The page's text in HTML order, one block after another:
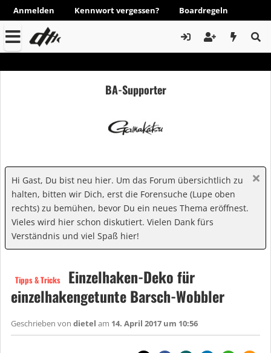
Anmelden Kennwort vergessen? Boardregeln
BA-Supporter
Hi Gast, Du bist neu hier. Um das Forum übersichtlich zu
halten, bitten wir Dich, erst die Forensuche (Lupe oben
rechts) zu bemühen, bevor Du ein neues Thema eröffnest.
Vieles wird hier schon diskutiert. Vielen Dank fürs
Verständnis und viel Spaß hier!
Tipps & Tricks
Einzelhaken-Deko für
einzelhakengetunte Barsch-Wobbler
Geschrieben von dietel am 14. April 2017 um 10:56